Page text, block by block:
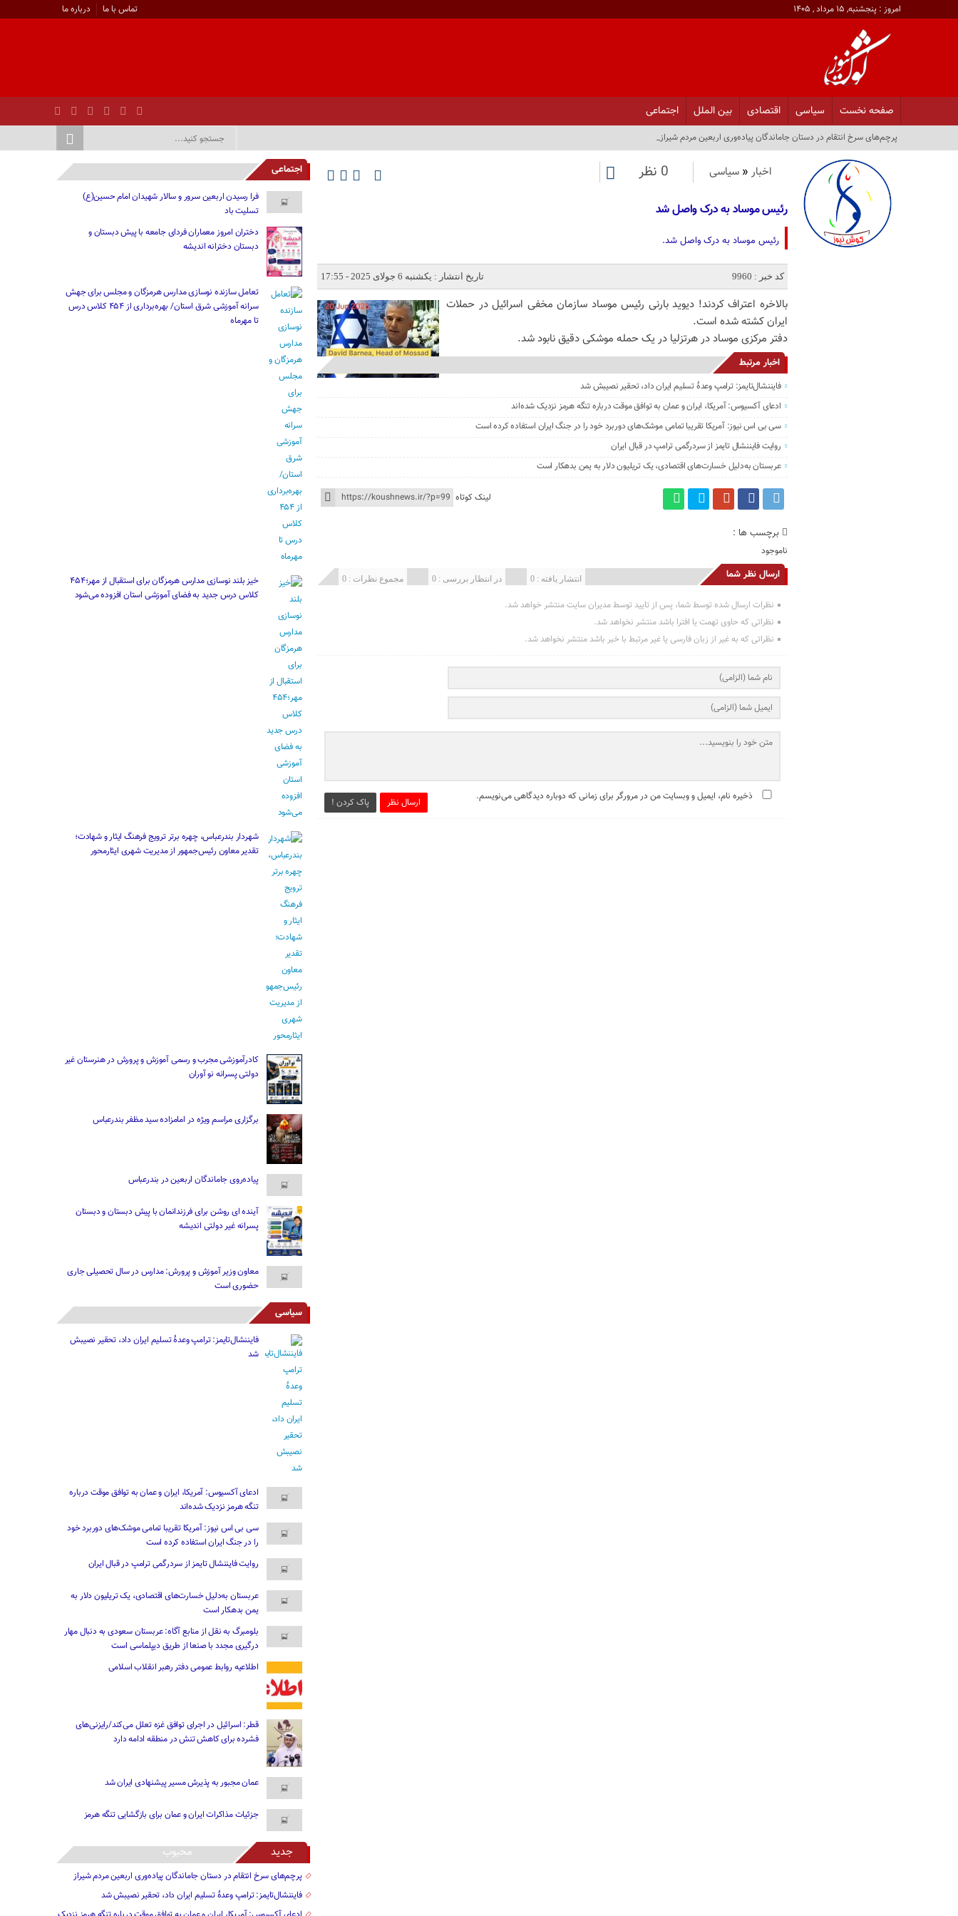
امروز : پنجشنبه, ۱۵ مرداد , ۱۴۰۵ تماس با ما درباره ما
صفحه نخست سیاسی اقتصادی بین الملل اجتماعی
پرچم‌های سرخ انتقام در دستان جاماندگان پیاده‌وری اربعین مردم شیراز_
اخبار « سیاسی 0 نظر
رئیس موساد به درک واصل شد
رئیس موساد به درک واصل شد.
کد خبر : 9960 تاریخ انتشار : یکشنبه 6 جولای 2025 - 17:55
بالاخره اعتراف کردند! دیوید بارنی رئیس موساد سازمان مخفی اسرائیل در حملات
ایران کشته شده است.
دفتر مرکزی موساد در هرتزلیا در یک حمله موشکی دقیق نابود شد.
اخبار مرتبط
فایننشال‌تایمز: ترامپ وعدۀ تسلیم ایران داد، تحقیر نصیبش شد
ادعای آکسیوس: آمریکا، ایران و عمان به توافق موقت درباره تنگه هرمز نزدیک شده‌اند
سی بی اس نیوز: آمریکا تقریبا تمامی موشک‌های دوربرد خود را در جنگ ایران استفاده کرده است
روایت فایننشال تایمز از سردرگمی ترامپ در قبال ایران
عربستان به‌دلیل خسارت‌های اقتصادی، یک تریلیون دلار به یمن بدهکار است
لینک کوتاه
برچسب ها :
ناموجود
ارسال نظر شما مجموع نظرات : 0 در انتظار بررسی : 0 انتشار یافته : 0
نظرات ارسال شده توسط شما، پس از تایید توسط مدیران سایت منتشر خواهد شد.
نظراتی که حاوی تهمت یا افترا باشد منتشر نخواهد شد.
نظراتی که به غیر از زبان فارسی یا غیر مرتبط با خبر باشد منتشر نخواهد شد.
ارسال نظر پاک کردن ! ذخیره نام، ایمیل و وبسایت من در مرورگر برای زمانی که دوباره دیدگاهی می‌نویسم.
اجتماعی
فرا رسیدن اربعین سرور و سالار شهیدان امام حسین(ع)
تسلیت باد
دختران امروز معماران فردای جامعه با پیش دبستان و
دبستان دخترانه اندیشه
تعامل سازنده نوسازی مدارس هرمزگان و مجلس برای جهش
سرانه آموزشی شرق استان/ بهره‌برداری از ۴۵۴ کلاس درس
تا مهرماه
خیز بلند نوسازی مدارس هرمزگان برای استقبال از مهر؛۴۵۴
کلاس درس جدید به فضای آموزشی استان افزوده می‌شود
شهردار بندرعباس، چهره برتر ترویج فرهنگ ایثار و شهادت؛
تقدیر معاون رئیس‌جمهور از مدیریت شهری ایثارمحور
کادرآموزشی مجرب و رسمی آموزش و پرورش در هنرستان غیر
دولتی پسرانه نو آوران
برگزاری مراسم ویژه در امامزاده سید مظفر بندرعباس
پیاده‌روی جاماندگان اربعین در بندرعباس
آینده ای روشن برای فرزندانمان با پیش دبستان و دبستان
پسرانه غیر دولتی اندیشه
معاون وزیر آموزش و پرورش: مدارس در سال تحصیلی جاری
حضوری است
سیاسی
فایننشال‌تایمز: ترامپ وعدۀ تسلیم ایران داد، تحقیر نصیبش
شد
ادعای آکسیوس: آمریکا، ایران و عمان به توافق موقت درباره
تنگه هرمز نزدیک شده‌اند
سی بی اس نیوز: آمریکا تقریبا تمامی موشک‌های دوربرد خود
را در جنگ ایران استفاده کرده است
روایت فایننشال تایمز از سردرگمی ترامپ در قبال ایران
عربستان به‌دلیل خسارت‌های اقتصادی، یک تریلیون دلار به
یمن بدهکار است
بلومبرگ به نقل از منابع آگاه: عربستان سعودی به دنبال مهار
درگیری مجدد با صنعا از طریق دیپلماسی است
اطلاعیه روابط عمومی دفتر رهبر انقلاب اسلامی
قطر: اسرائیل در اجرای توافق غزه تعلل می‌کند/رایزنی‌های
فشرده برای کاهش تنش در منطقه ادامه دارد
عمان مجبور به پذیرش مسیر پیشنهادی ایران شد
جزئیات مذاکرات ایران و عمان برای بازگشایی تنگه هرمز
جدید محبوب
پرچم‌های سرخ انتقام در دستان جاماندگان پیاده‌وری اربعین مردم شیراز
فایننشال‌تایمز: ترامپ وعدۀ تسلیم ایران داد، تحقیر نصیبش شد